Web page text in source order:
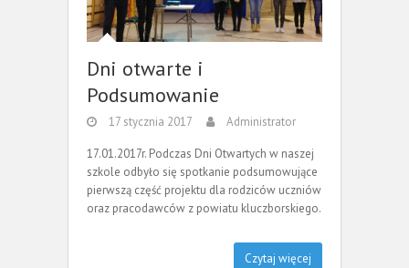
Dni otwarte i
Podsumowanie
17 stycznia 2017 Administrator
17.01.2017r. Podczas Dni Otwartych w naszej
szkole odbyło się spotkanie podsumowujące
pierwszą część projektu dla rodziców uczniów
oraz pracodawców z powiatu kluczborskiego.
Czytaj więcej